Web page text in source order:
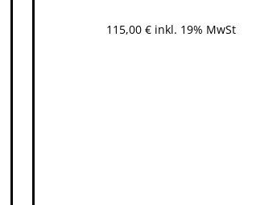
115,00 € inkl. 19% MwSt